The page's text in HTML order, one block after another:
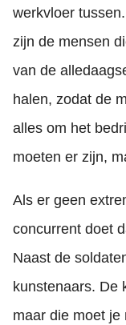
werkvloer
zijn de mensen
van de
halen, zodat de
alles om het
moeten er zijn,
Als er geen
concurrent doet
Naast de
kunstenaars. De
maar die moet je